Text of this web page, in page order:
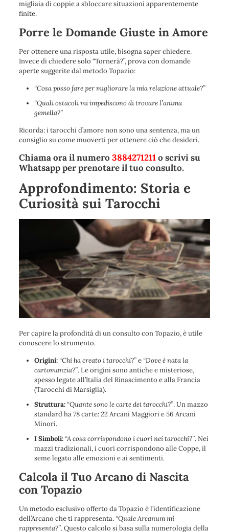
migliaia di coppie a sbloccare situazioni apparentemente
finite.
Porre le Domande Giuste in Amore
Per ottenere una risposta utile, bisogna saper chiedere.
Invece di chiedere solo “Tornerà?”, prova con domande
aperte suggerite dal metodo Topazio:
“Cosa posso fare per migliorare la mia relazione attuale?”
“Quali ostacoli mi impediscono di trovare l’anima
gemella?”
Ricorda: i tarocchi d’amore non sono una sentenza, ma un
consiglio su come muoverti per ottenere ciò che desideri.
Chiama ora il numero 3884271211o scrivi su
Whatsapp per prenotare il tuo consulto.
Approfondimento: Storia e
Curiosità sui Tarocchi
Per capire la profondità di un consulto con Topazio, è utile
conoscere lo strumento.
Origini: “Chi ha creato i tarocchi?”e “Dove è nata la
cartomanzia?”. Le origini sono antiche e misteriose,
spesso legate all’Italia del Rinascimento e alla Francia
(Tarocchi di Marsiglia).
Struttura: “Quante sono le carte dei tarocchi?”. Un mazzo
standard ha 78 carte: 22 Arcani Maggiori e 56 Arcani
Minori.
I Simboli: “A cosa corrispondono i cuori nei tarocchi?”. Nei
mazzi tradizionali, i cuori corrispondono alle Coppe, il
seme legato alle emozioni e ai sentimenti.
Calcola il Tuo Arcano di Nascita
con Topazio
Un metodo esclusivo offerto da Topazio è l’identificazione
dell’Arcano che ti rappresenta. “Quale Arcanum mi
rappresenta?”. Questo calcolo si basa sulla numerologia della